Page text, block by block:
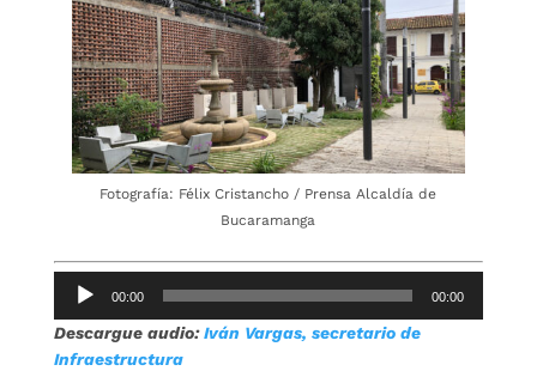
Fotografía: Félix Cristancho / Prensa Alcaldía de
Bucaramanga
Reproductor
audio
00:00 00:00
Descargue audio:Iván Vargas, secretario de
Infraestructura